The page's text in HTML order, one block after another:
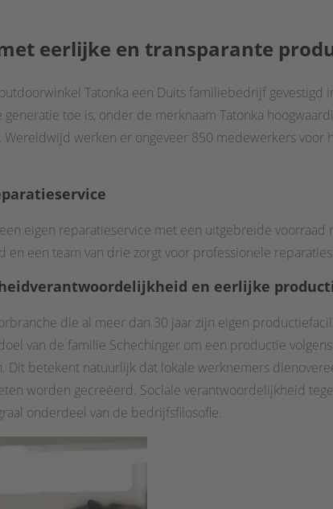
eerlijke en transparante
Tatonka een Duits familiebedrijf gevestigd
toe is, onder de merknaam Tatonka
Wereldwijd werken er ongeveer 850 medewerkers
eigen reparatieservice met een uitgebreide voorraad
een team van drie zorgt voor professionele
verantwoordelijkheid en eerlijke
die al meer dan 30 jaar zijn eigen
van de familie Schechinger om een productie
Dit betekent natuurlijk dat lokale werknemers
worden gecreëerd. Sociale verantwoordelijkheid
onderdeel van de bedrijfsfilosofie.